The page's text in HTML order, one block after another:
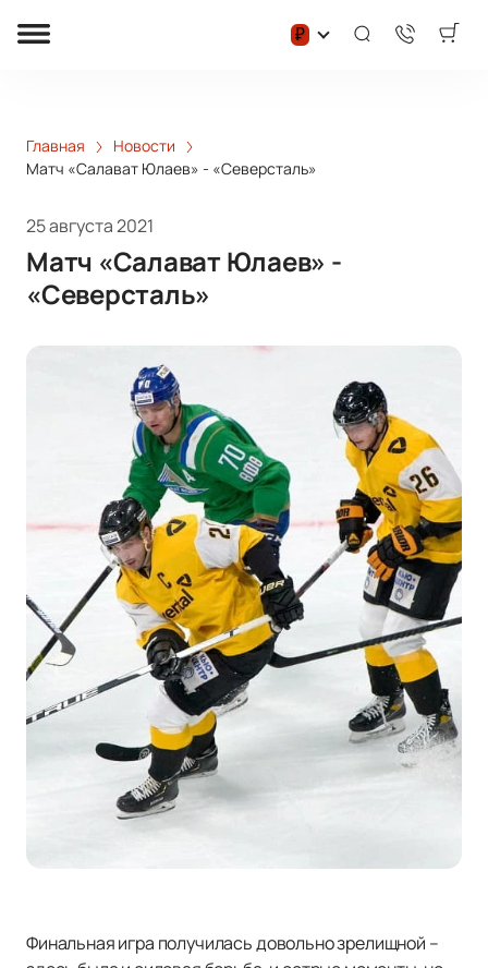
₽
Главная
Новости
Матч «Салават Юлаев» - «Северсталь»
25 августа 2021
Матч «Салават Юлаев» -
«Северсталь»
Финальная игра получилась довольно зрелищной –